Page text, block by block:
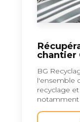
chantier
BG
l'ensemble
recyclage
notamment